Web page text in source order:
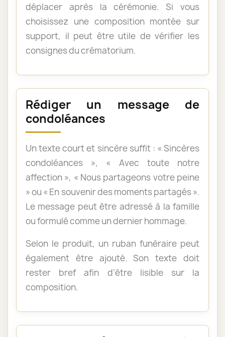
déplacer après la cérémonie. Si vous
choisissez une composition montée sur
support, il peut être utile de vérifier les
consignes du crématorium.
Rédiger un message de
condoléances
Un texte court et sincère suffit : « Sincères
condoléances », « Avec toute notre
affection », « Nous partageons votre peine
» ou « En souvenir des moments partagés ».
Le message peut être adressé à la famille
ou formulé comme un dernier hommage.
Selon le produit, un ruban funéraire peut
également être ajouté. Son texte doit
rester bref afin d’être lisible sur la
composition.